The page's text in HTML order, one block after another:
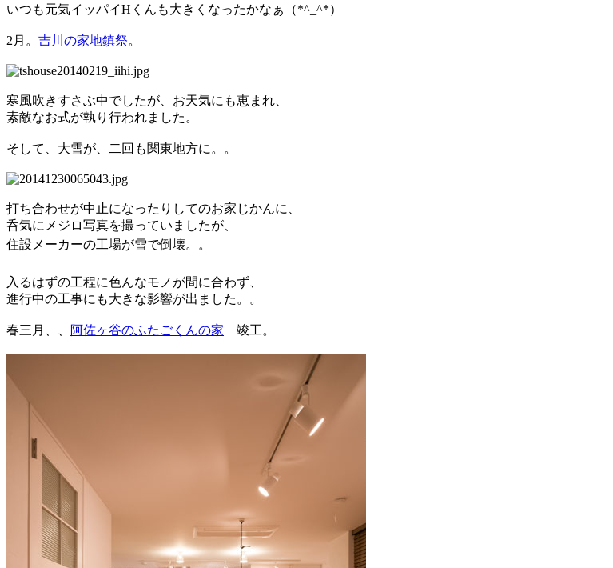
いつも元気イッパイHくんも大きくなったかなぁ（*^_^*）
2月。 吉川の家地鎮祭。
寒風吹きすさぶ中でしたが、お天気にも恵まれ、
素敵なお式が執り行われました。
そして、大雪が、二回も関東地方に。。
打ち合わせが中止になったりしてのお家じかんに、
呑気にメジロ写真を撮っていましたが、
住設メーカーの工場が雪で倒壊。
。
入るはずの工程に色んなモノが間に合わず、
進行中の工事にも大きな影響が出ました。。
春三月、、 阿佐ヶ谷のふたごくんの家 竣工。